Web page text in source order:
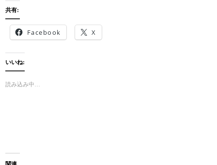
共有:
Facebook X
いいね:
読み込み中…